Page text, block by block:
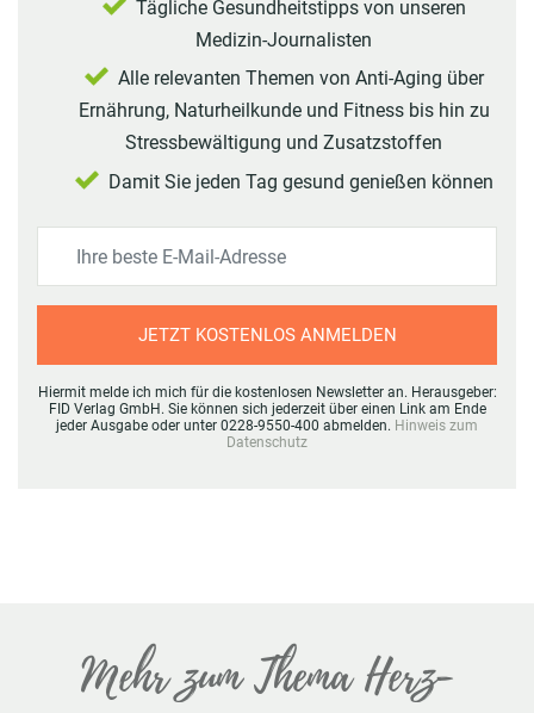
Tägliche Gesundheitstipps von unseren
Medizin-Journalisten
Alle relevanten Themen von Anti-Aging über
Ernährung, Naturheilkunde und Fitness bis hin zu
Stressbewältigung und Zusatzstoffen
Damit Sie jeden Tag gesund genießen können
JETZT KOSTENLOS ANMELDEN
Hiermit melde ich mich für die kostenlosen Newsletter an. Herausgeber:
FID Verlag GmbH. Sie können sich jederzeit über einen Link am Ende
jeder Ausgabe oder unter 0228-9550-400 abmelden. Hinweis zum
Datenschutz
Mehr zum Thema Herz-